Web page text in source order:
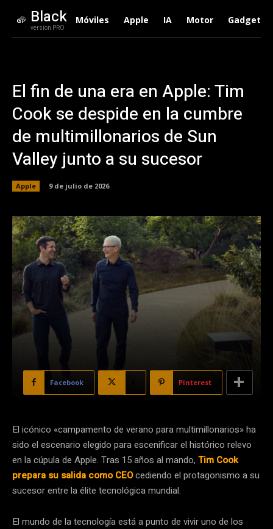
Black
version PRO
Móviles Apple IA Motor Gadgets
El fin de una era en Apple: Tim
Cook se despide en la cumbre
de multimillonarios de Sun
Valley junto a su sucesor
Apple 9 de julio de 2026
Facebook Pinterest
El icónico «campamento de verano para multimillonarios» ha
sido el escenario elegido para escenificar el histórico relevo
en la cúpula de Apple. Tras 15 años al mando, Tim Cook
prepara su salida como CEOcediendo el protagonismo a su
sucesor entre la élite tecnológica mundial.
El mundo de la tecnología está a punto de vivir uno de los